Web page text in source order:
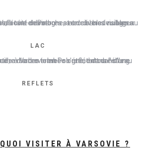
LAC
REFLETS
QUOI VISITER À VARSOVIE ?